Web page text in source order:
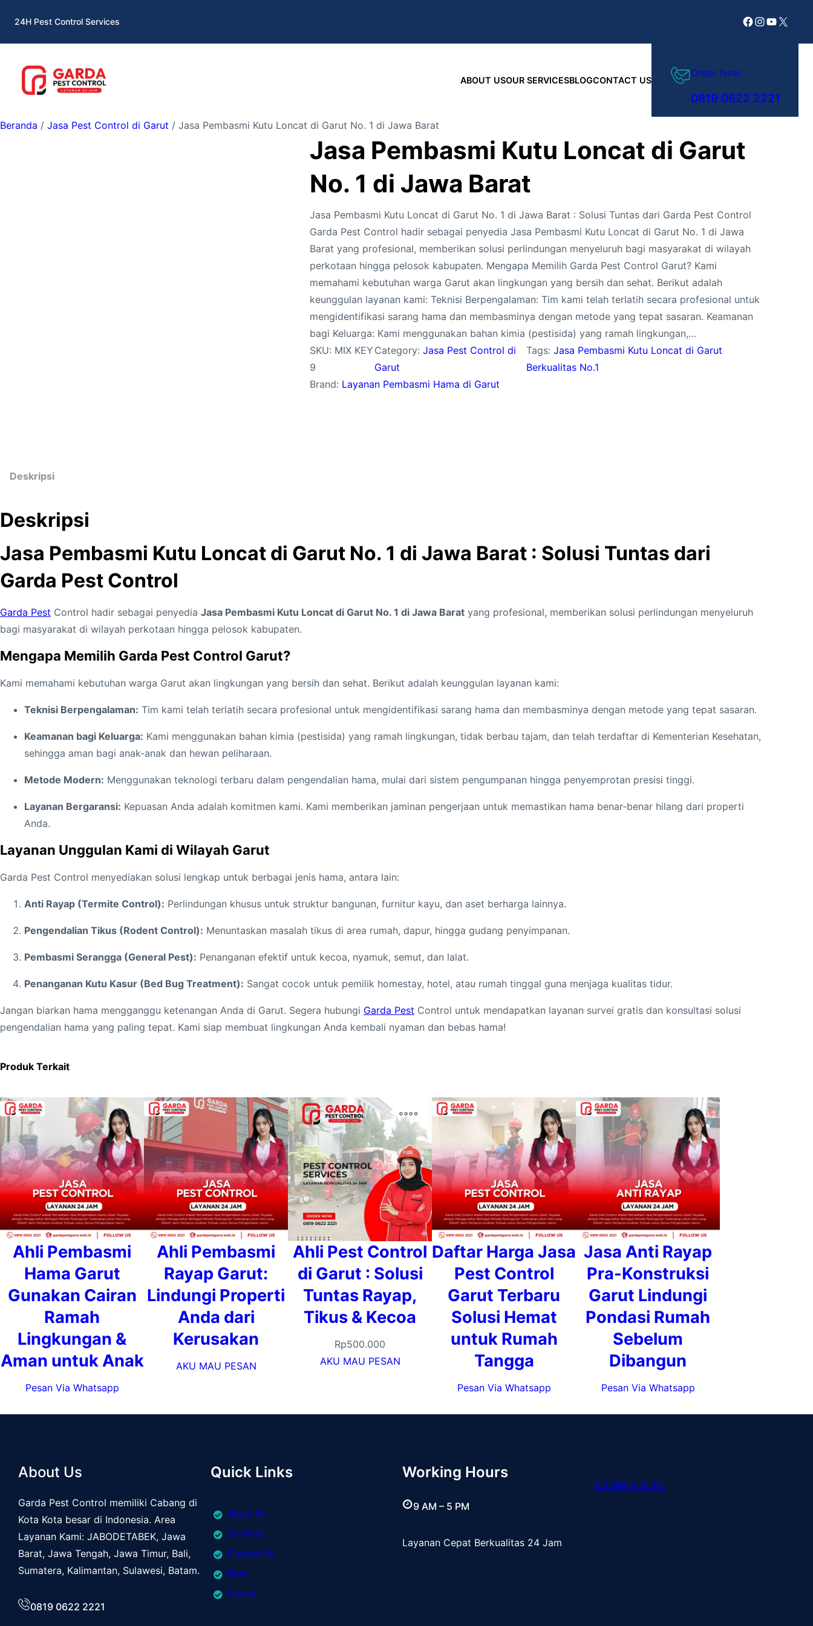
konten
24H Pest Control Services Facebook
Instagram
YouTube
X
ABOUT USOUR SERVICESBLOGCONTACT US
Order Now
0819 0622 2221
Beranda / Jasa Pest Control di Garut / Jasa Pembasmi Kutu Loncat di Garut No. 1 di Jawa Barat
Jasa Pembasmi Kutu Loncat di Garut
No. 1 di Jawa Barat
Jasa Pembasmi Kutu Loncat di Garut No. 1 di Jawa Barat : Solusi Tuntas dari Garda Pest Control
Garda Pest Control hadir sebagai penyedia Jasa Pembasmi Kutu Loncat di Garut No. 1 di Jawa
Barat yang profesional, memberikan solusi perlindungan menyeluruh bagi masyarakat di wilayah
perkotaan hingga pelosok kabupaten. Mengapa Memilih Garda Pest Control Garut? Kami
memahami kebutuhan warga Garut akan lingkungan yang bersih dan sehat. Berikut adalah
keunggulan layanan kami: Teknisi Berpengalaman: Tim kami telah terlatih secara profesional untuk
mengidentifikasi sarang hama dan membasminya dengan metode yang tepat sasaran. Keamanan
bagi Keluarga: Kami menggunakan bahan kimia (pestisida) yang ramah lingkungan,…
SKU: MIX KEY
9
Category:Jasa Pest Control di
Garut
Tags: Jasa Pembasmi Kutu Loncat di Garut
Berkualitas No.1
Brand: Layanan Pembasmi Hama di Garut
Deskripsi
Deskripsi
Jasa Pembasmi Kutu Loncat di Garut No. 1 di Jawa Barat : Solusi Tuntas dari
Garda Pest Control
Garda Pest Control hadir sebagai penyedia Jasa Pembasmi Kutu Loncat di Garut No. 1 di Jawa Barat yang profesional, memberikan solusi perlindungan menyeluruh
bagi masyarakat di wilayah perkotaan hingga pelosok kabupaten.
Mengapa Memilih Garda Pest Control Garut?
Kami memahami kebutuhan warga Garut akan lingkungan yang bersih dan sehat. Berikut adalah keunggulan layanan kami:
Teknisi Berpengalaman: Tim kami telah terlatih secara profesional untuk mengidentifikasi sarang hama dan membasminya dengan metode yang tepat sasaran.
Keamanan bagi Keluarga: Kami menggunakan bahan kimia (pestisida) yang ramah lingkungan, tidak berbau tajam, dan telah terdaftar di Kementerian Kesehatan,
sehingga aman bagi anak-anak dan hewan peliharaan.
Metode Modern: Menggunakan teknologi terbaru dalam pengendalian hama, mulai dari sistem pengumpanan hingga penyemprotan presisi tinggi.
Layanan Bergaransi: Kepuasan Anda adalah komitmen kami. Kami memberikan jaminan pengerjaan untuk memastikan hama benar-benar hilang dari properti
Anda.
Layanan Unggulan Kami di Wilayah Garut
Garda Pest Control menyediakan solusi lengkap untuk berbagai jenis hama, antara lain:
Anti Rayap (Termite Control): Perlindungan khusus untuk struktur bangunan, furnitur kayu, dan aset berharga lainnya.
Pengendalian Tikus (Rodent Control): Menuntaskan masalah tikus di area rumah, dapur, hingga gudang penyimpanan.
Pembasmi Serangga (General Pest): Penanganan efektif untuk kecoa, nyamuk, semut, dan lalat.
Penanganan Kutu Kasur (Bed Bug Treatment): Sangat cocok untuk pemilik homestay, hotel, atau rumah tinggal guna menjaga kualitas tidur.
Jangan biarkan hama mengganggu ketenangan Anda di Garut. Segera hubungi Garda Pest Control untuk mendapatkan layanan survei gratis dan konsultasi solusi
pengendalian hama yang paling tepat. Kami siap membuat lingkungan Anda kembali nyaman dan bebas hama!
Produk Terkait
Ahli Pembasmi
Hama Garut
Gunakan Cairan
Ramah
Lingkungan &
Aman untuk Anak
Pesan Via Whatsapp
Ahli Pembasmi
Rayap Garut:
Lindungi Properti
Anda dari
Kerusakan
AKU MAU PESAN
Ahli Pest Control
di Garut : Solusi
Tuntas Rayap,
Tikus & Kecoa
Rp500.000
AKU MAU PESAN
Daftar Harga Jasa
Pest Control
Garut Terbaru
Solusi Hemat
untuk Rumah
Tangga
Pesan Via Whatsapp
Jasa Anti Rayap
Pra-Konstruksi
Garut Lindungi
Pondasi Rumah
Sebelum
Dibangun
Pesan Via Whatsapp
About Us
Garda Pest Control memiliki Cabang di
Kota Kota besar di Indonesia. Area
Layanan Kami: JABODETABEK, Jawa
Barat, Jawa Tengah, Jawa Timur, Bali,
Sumatera, Kalimantan, Sulawesi, Batam.
0819 0622 2221
Quick Links
About Us
Services
Contact Us
Blog
Career
Working Hours
9 AM – 5 PM
Layanan Cepat Berkualitas 24 Jam
BOOKING NOW